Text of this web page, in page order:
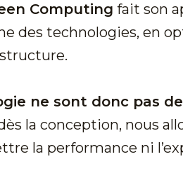
Computing fait son
des technologies, en
ne sont donc pas
la conception, nous
la performance ni